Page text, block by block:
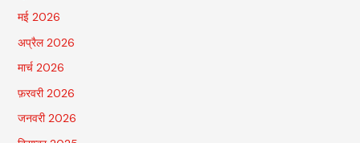
मई 2026
अप्रैल 2026
मार्च 2026
फ़रवरी 2026
जनवरी 2026